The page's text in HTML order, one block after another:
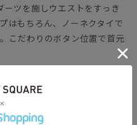
ツを施しウエストをすっき
はもちろん、ノーネクタイで
こだわりのボタン位置で首元
キープしつつ、ポリエステル
す。